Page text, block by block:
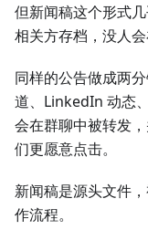
但新闻稿这个形式
相关方存档，没人会
同样的公告做成两
道、LinkedIn 动态
会在群聊中被转发
们更愿意点击。
新闻稿是源头文件
作流程。